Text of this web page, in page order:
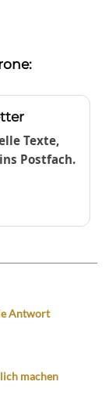
Texte,
Postfach.
Antwort
machen